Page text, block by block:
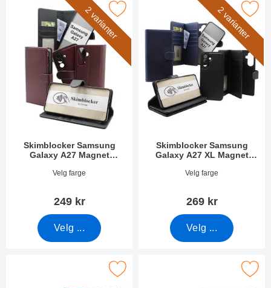
2 varianter
Skimblocker Samsung
Galaxy A27 Magnet
Varenummer 55393
Velg farge
249 kr
Velg ...
Samsung Galaxy A27 Magnet Lommebok Deksel som
2 varianter
Skimblocker Samsung
Galaxy A27 XL Magnet
Varenummer 55395
Velg farge
269 kr
Velg ...
Merk skimblocker Samsung Galaxy A27 XL
Samsung Galaxy A27 Lommebok Deksel Design som
Merk skimblocker Samsung Galaxy A27